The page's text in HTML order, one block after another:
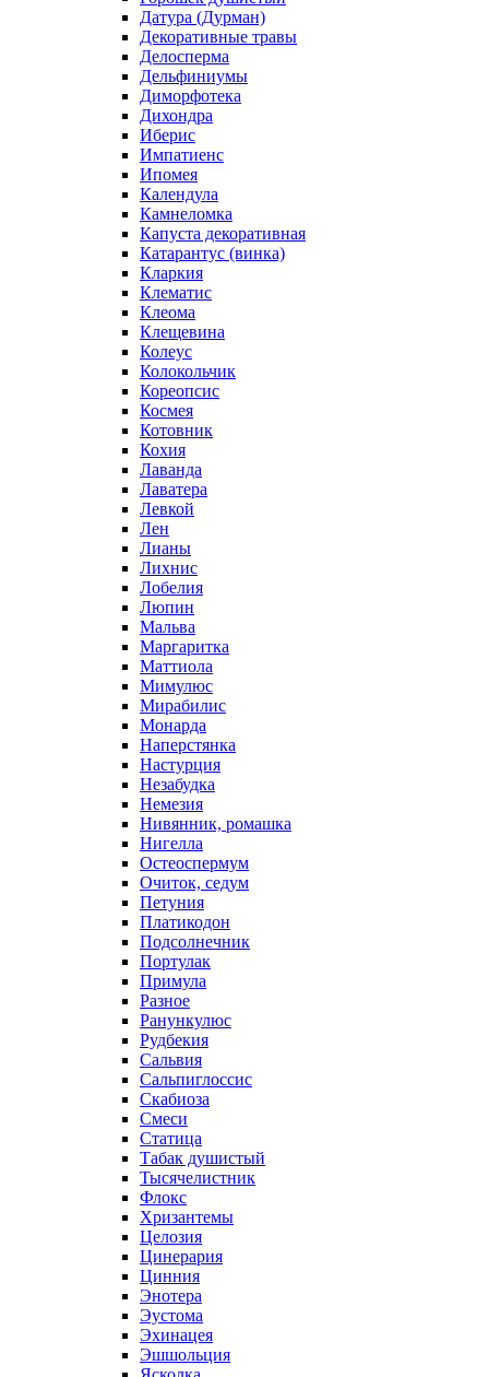
Датура (Дурман)
Декоративные травы
Делосперма
Дельфиниумы
Диморфотека
Дихондра
Иберис
Импатиенс
Ипомея
Календула
Камнеломка
Капуста декоративная
Катарантус (винка)
Кларкия
Клематис
Клеома
Клещевина
Колеус
Колокольчик
Кореопсис
Космея
Котовник
Кохия
Лаванда
Лаватера
Левкой
Лен
Лианы
Лихнис
Лобелия
Люпин
Мальва
Маргаритка
Маттиола
Мимулюс
Мирабилис
Монарда
Наперстянка
Настурция
Незабудка
Немезия
Нивянник, ромашка
Нигелла
Остеоспермум
Очиток, седум
Петуния
Платикодон
Подсолнечник
Портулак
Примула
Разное
Ранункулюс
Рудбекия
Сальвия
Сальпиглоссис
Скабиоза
Смеси
Статица
Табак душистый
Тысячелистник
Флокс
Хризантемы
Целозия
Цинерария
Цинния
Энотера
Эустома
Эхинацея
Эшшольция